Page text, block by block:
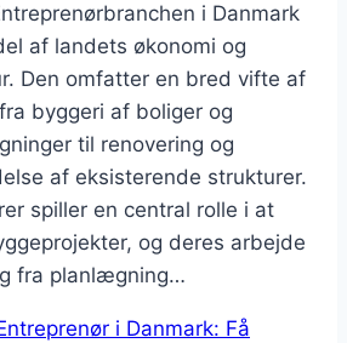
i Danmark
af landets økonomi og
Den omfatter en bred vifte af
byggeri af boliger og
til renovering og
af eksisterende strukturer.
spiller en central rolle i at
og deres arbejde
fra planlægning…
i Danmark: Få